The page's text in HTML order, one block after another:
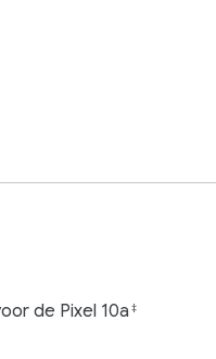
de Pixel 10a ‡